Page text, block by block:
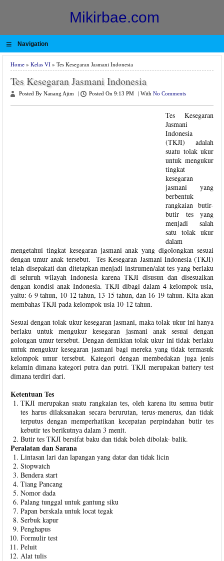
Mikirbae.com
≡ Navigation
Home » Kelas VI » Tes Kesegaran Jasmani Indonesia
Tes Kesegaran Jasmani Indonesia
Posted By Nanang Ajim Posted On 9:13 PM With No Comments
Tes Kesegaran
Jasmani
Indonesia
(TKJI) adalah
suatu tolak ukur
untuk mengukur
tingkat
kesegaran
jasmani yang
berbentuk
rangkaian butir-
butir tes yang
menjadi salah
satu tolak ukur
dalam
mengetahui tingkat kesegaran jasmani anak yang digolongkan sesuai
dengan umur anak tersebut. Tes Kesegaran Jasmani Indonesia (TKJI)
telah disepakati dan ditetapkan menjadi instrumen/alat tes yang berlaku
di seluruh wilayah Indonesia karena TKJI disusun dan disesuaikan
dengan kondisi anak Indonesia. TKJI dibagi dalam 4 kelompok usia,
yaitu: 6-9 tahun, 10-12 tahun, 13-15 tahun, dan 16-19 tahun. Kita akan
membahas TKJI pada kelompok usia 10-12 tahun.
Sesuai dengan tolak ukur kesegaran jasmani, maka tolak ukur ini hanya
berlaku untuk mengukur kesegaran jasmani anak sesuai dengan
golongan umur tersebut. Dengan demikian tolak ukur ini tidak berlaku
untuk mengukur kesegaran jasmani bagi mereka yang tidak termasuk
kelompok umur tersebut. Kategori dengan membedakan juga jenis
kelamin dimana kategori putra dan putri. TKJI merupakan battery test
dimana terdiri dari.
Ketentuan Tes
TKJI merupakan suatu rangkaian tes, oleh karena itu semua butir
tes harus dilaksanakan secara berurutan, terus-menerus, dan tidak
terputus dengan memperhatikan kecepatan perpindahan butir tes
kebutir tes berikutnya dalam 3 menit.
Butir tes TKJI bersifat baku dan tidak boleh dibolak- balik.
Peralatan dan Sarana
Lintasan lari dan lapangan yang datar dan tidak licin
Stopwatch
Bendera start
Tiang Pancang
Nomor dada
Palang tunggal untuk gantung siku
Papan berskala untuk locat tegak
Serbuk kapur
Penghapus
Formulir test
Peluit
Alat tulis